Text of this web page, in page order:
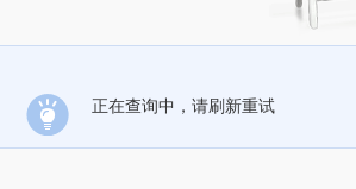
正在查询中，请刷新重试